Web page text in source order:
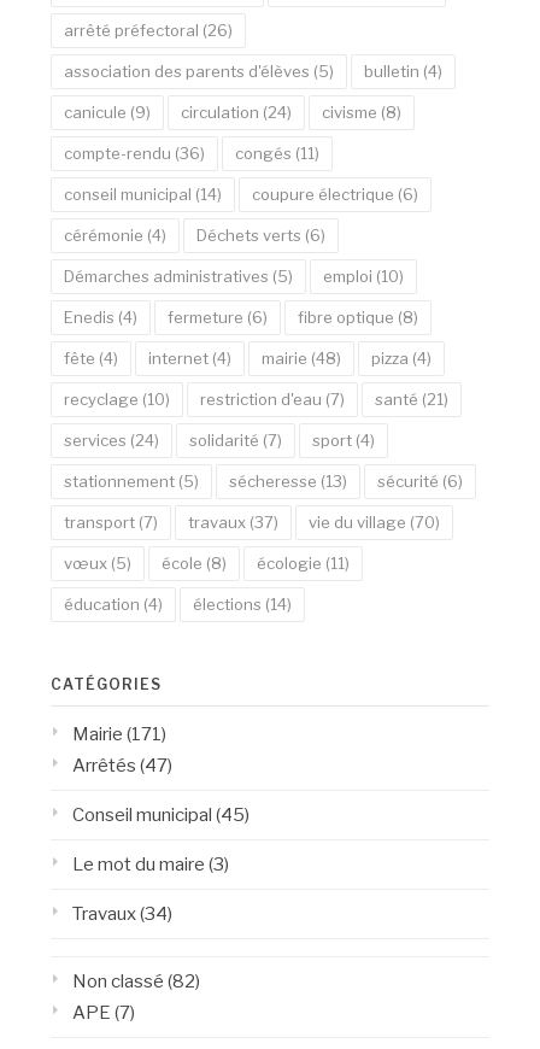
arrêté préfectoral (26)
association des parents d'élèves (5) bulletin (4)
canicule (9) circulation (24) civisme (8)
compte-rendu (36) congés (11)
conseil municipal (14) coupure électrique (6)
cérémonie (4) Déchets verts (6)
Démarches administratives (5) emploi (10)
Enedis (4) fermeture (6) fibre optique (8)
fête (4) internet (4) mairie (48) pizza (4)
recyclage (10) restriction d'eau (7) santé (21)
services (24) solidarité (7) sport (4)
stationnement (5) sécheresse (13) sécurité (6)
transport (7) travaux (37) vie du village (70)
vœux (5) école (8) écologie (11)
éducation (4) élections (14)
CATÉGORIES
Mairie (171)
Arrêtés (47)
Conseil municipal (45)
Le mot du maire (3)
Travaux(34)
Non classé (82)
APE (7)